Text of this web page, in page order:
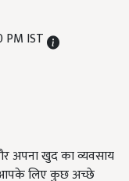
PM IST
अपना खुद का व्यवसाय
आपके लिए कुछ अच्छे